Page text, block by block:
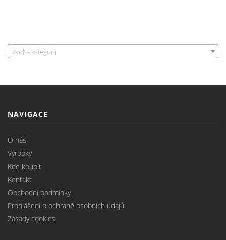
Zvolte kategorii
NAVIGACE
O nás
Výrobky
Kde koupit
Kontakt
Obchodní podmínky
Prohlášení o ochraně osobních údajů
Zásady cookies